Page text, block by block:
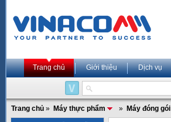
Trang chủ Giới thiệu Dịch vụ
Trang chủ » Máy thực phẩm » Máy đóng gói